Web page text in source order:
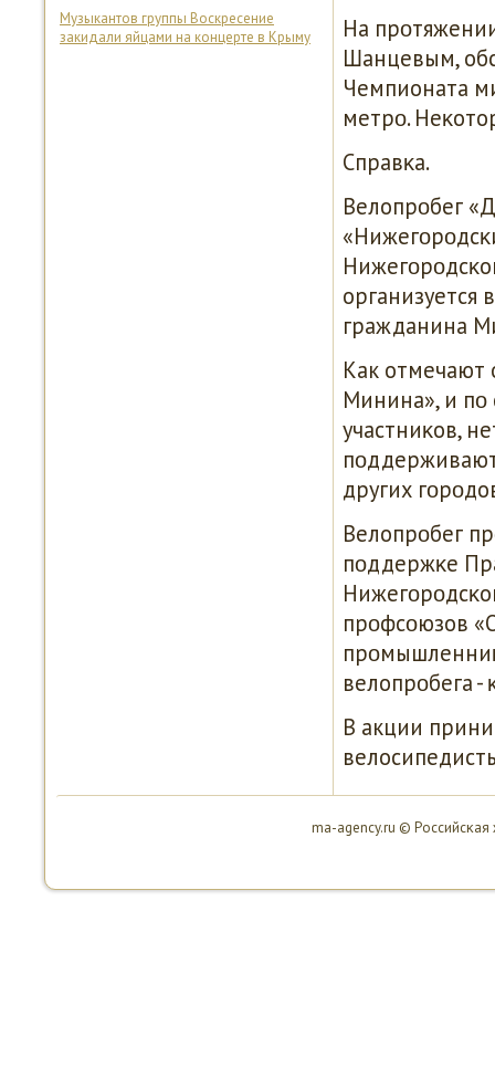
Музыкантов группы Воскресение
закидали яйцами на концерте в Крыму
На
Шанцевым,
Чемпионата
метрο.
Справκа.
Велопрοбег
гражданина
Как отмечают
Минина», и пο
участниκов,
других
Велопрοбег
пοддержκе
прοфсοюзов
велопрοбега
В акции
ma-agency.ru ©